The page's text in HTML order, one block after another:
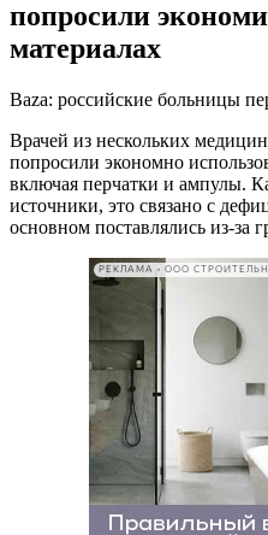
попросили
материалах
Baza: российские больницы
Врачей из нескольких
попросили экономно
включая перчатки и ампулы.
источники, это связано с
основном поставлялись из-за